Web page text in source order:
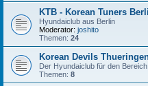
KTB - Korean Tuners
Hyundaiclub aus Berlin
Moderator: joshito
Themen: 24
Korean Devils
Der Hyundaiclub für den
Themen: 8